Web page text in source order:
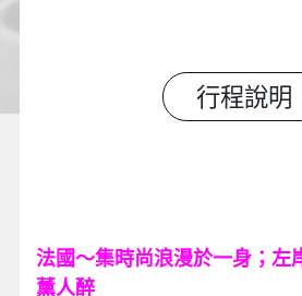
行程說明
法國～集時尚浪漫於一身；左
薰人醉